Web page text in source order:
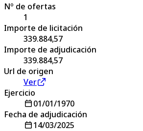
Nº de ofertas
1
Importe de licitación
339.884,57
Importe de adjudicación
339.884,57
Url de origen
Ver
Ejercicio
01/01/1970
Fecha de adjudicación
14/03/2025